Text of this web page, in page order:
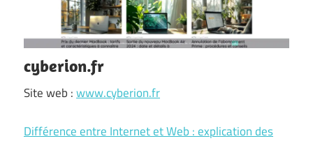
cyberion.fr
Site web :www.cyberion.fr
Différence entre Internet et Web : explication des